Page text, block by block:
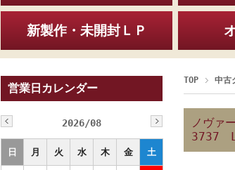
新製作・未開封ＬＰ
TOP 中古
ノヴァ
3737
営業日カレンダー
2026/08
日 月 火 水 木 金 土